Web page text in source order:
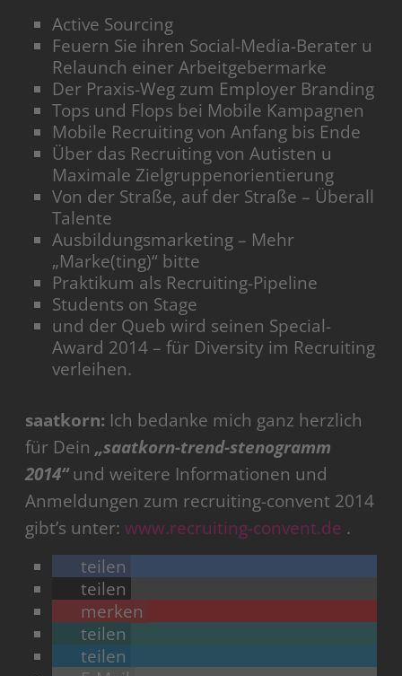
Active Sourcing
Feuern Sie ihren Social-Media-Berater u
Relaunch einer Arbeitgebermarke
Der Praxis-Weg zum Employer Branding
Tops und Flops bei Mobile Kampagnen
Mobile Recruiting von Anfang bis Ende
Über das Recruiting von Autisten u
Maximale Zielgruppenorientierung
Von der Straße, auf der Straße – Überall
Talente
Ausbildungsmarketing – Mehr
„Marke(ting)“ bitte
Praktikum als Recruiting-Pipeline
Students on Stage
und der Queb wird seinen Special-
Award 2014 – für Diversity im Recruiting
verleihen.
saatkorn: Ich bedanke mich ganz herzlich
für Dein„saatkorn-trend-stenogramm
2014“und weitere Informationen und
Anmeldungen zum recruiting-convent 2014
gibt’s unter:www.recruiting-convent.de .
teilen
teilen
merken
teilen
teilen